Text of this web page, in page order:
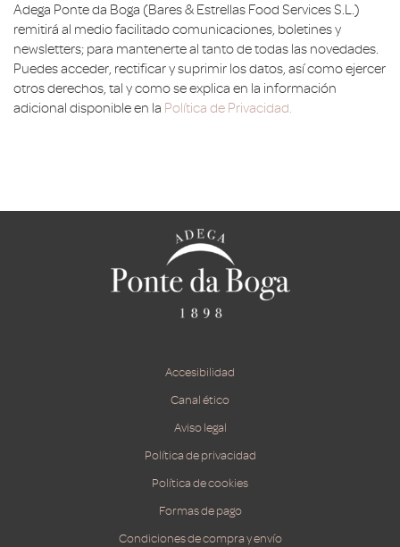
Adega Ponte da Boga (Bares & Estrellas Food Services S.L.)
remitirá al medio facilitado comunicaciones, boletines y
newsletters; para mantenerte al tanto de todas las novedades.
Puedes acceder, rectificar y suprimir los datos, así como ejercer
otros derechos, tal y como se explica en la información
adicional disponible en la Política de Privacidad.
Accesibilidad
Canal ético
Aviso legal
Política de privacidad
Política de cookies
Formas de pago
Condiciones de compra y envío